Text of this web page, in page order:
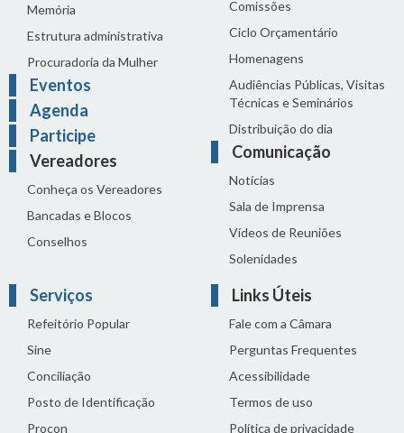
Memória
Estrutura administrativa
Procuradoria da Mulher
Eventos
Agenda
Participe
Vereadores
Conheça os Vereadores
Bancadas e Blocos
Conselhos
Comissões
Ciclo Orçamentário
Homenagens
Audiências Públicas, Visitas
Técnicas e Seminários
Distribuição do dia
Comunicação
Notícias
Sala de Imprensa
Vídeos de Reuniões
Solenidades
Serviços
Refeitório Popular
Sine
Conciliação
Posto de Identificação
Procon
Links Úteis
Fale com a Câmara
Perguntas Frequentes
Acessibilidade
Termos de uso
Política de privacidade